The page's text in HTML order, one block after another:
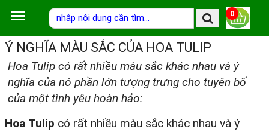
0
Ý NGHĨA MÀU SẮC CỦA HOA TULIP
Hoa Tulip có rất nhiều màu sắc khác nhau và ý
nghĩa của nó phần lớn tượng trưng cho tuyên bố
của một tình yêu hoàn hảo:
Hoa Tulip có rất nhiều màu sắc khác nhau và ý